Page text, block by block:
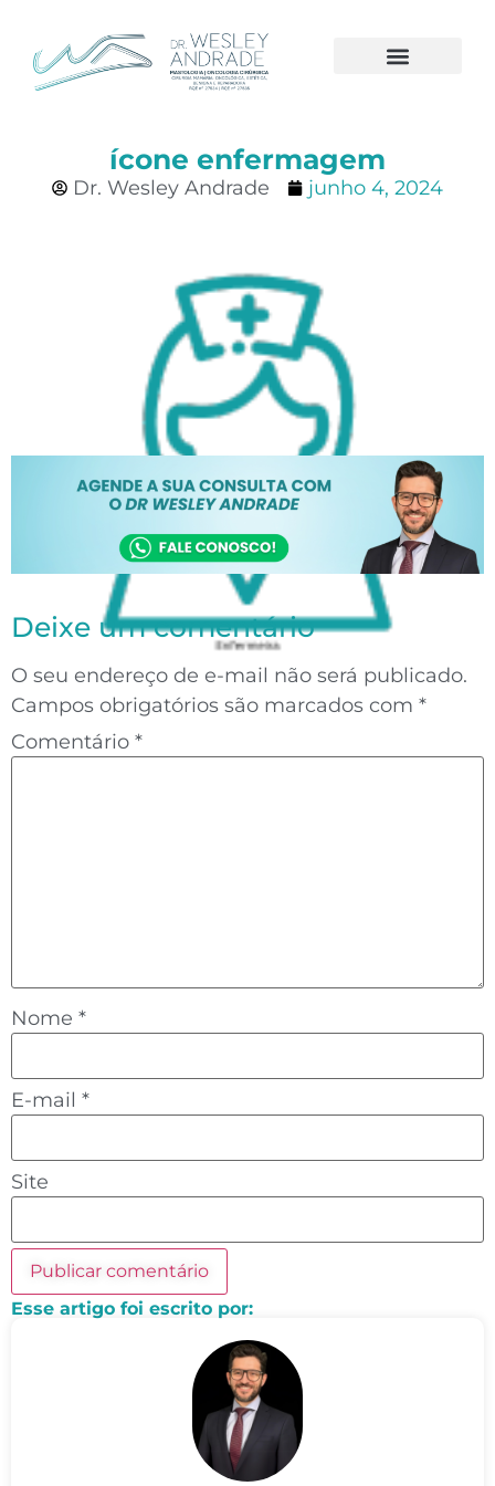
ícone enfermagem
Dr. Wesley Andrade junho 4, 2024
Deixe um comentário
O seu endereço de e-mail não será publicado.
Campos obrigatórios são marcados com *
Comentário *
Nome *
E-mail *
Site
Esse artigo foi escrito por: